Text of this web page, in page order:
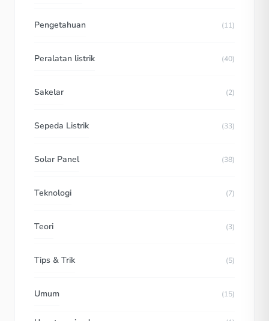
Pengetahuan (11)
Peralatan listrik (40)
Sakelar (2)
Sepeda Listrik (33)
Solar Panel (38)
Teknologi (7)
Teori (3)
Tips & Trik (5)
Umum (15)